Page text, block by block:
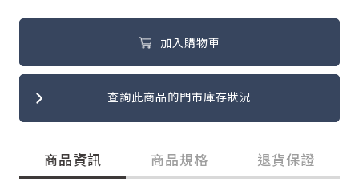
加入購物車
查詢此商品的門市庫存狀況
商品資訊 商品規格 退貨保證